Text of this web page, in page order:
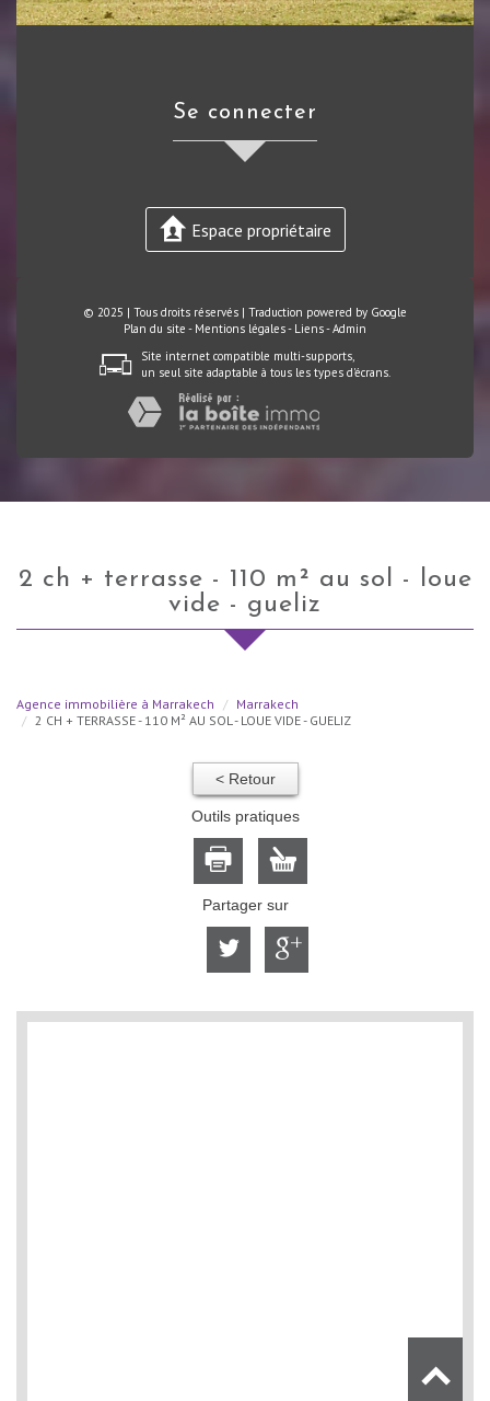
se connecter
Espace propriétaire
© 2025 | Tous droits réservés | Traduction powered by Google
Plan du site - Mentions légales- Liens-Admin
Site internet compatible multi-supports,
un seul site adaptable à tous les types d'écrans.
2 ch + terrasse - 110 m² au sol - loue
vide - gueliz
Agence immobilière à Marrakech
Marrakech
2 CH + TERRASSE - 110 M² AU SOL - LOUE VIDE - GUELIZ
< Retour
Outils pratiques
Partager sur